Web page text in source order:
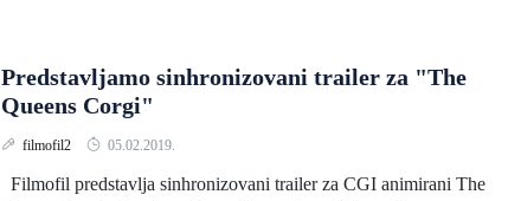
Predstavljamo sinhronizovani trailer za "The
Queens Corgi"
filmofil2 05.02.2019.
Filmofil predstavlja sinhronizovani trailer za CGI animirani The